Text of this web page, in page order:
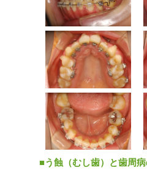
■う蝕（むし歯）と歯周